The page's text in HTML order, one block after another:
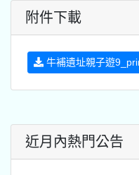
附件下載
牛補遺址親子遊
近月內熱門公告